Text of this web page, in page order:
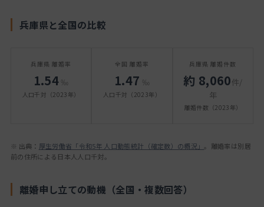
兵庫県と全国の比較
兵庫県 離婚率
1.54‰
人口千対（2023年）
全国 離婚率
1.47 ‰
人口千対（2023年）
兵庫県 離婚件数
約 8,060件/
年
離婚件数（2023年）
※ 出典： 厚生労働省「令和5年 人口動態統計（確定数）の概況」 。離婚率は別居
前の住所による日本人人口千対。
離婚申し立ての動機（全国・複数回答）